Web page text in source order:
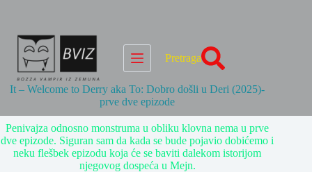
Pretraga
It – Welcome to Derry aka To: Dobro došli u Deri (2025)-
prve dve epizode
Penivajza odnosno monstruma u obliku klovna nema u prve
dve epizode. Siguran sam da kada se bude pojavio dobićemo i
neku flešbek epizodu koja će se baviti dalekom istorijom
njegovog dospeća u Mejn.